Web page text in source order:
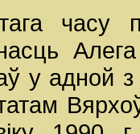
часу
у адной